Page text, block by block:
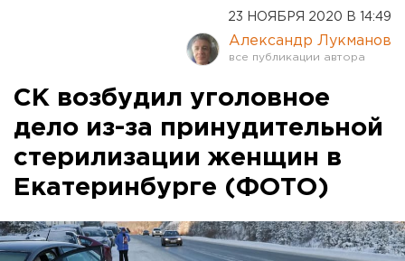
23 НОЯБРЯ 2020 В 14:49
Александр Лукманов
СК возбудил уголовное
дело из-за принудительной
стерилизации женщин в
Екатеринбурге (ФОТО)